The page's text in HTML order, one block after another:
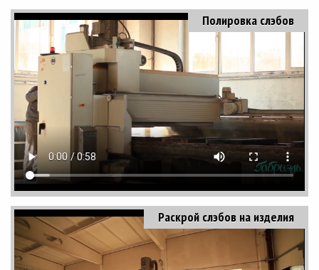
Полировка слэбов
Раскрой слэбов на изделия